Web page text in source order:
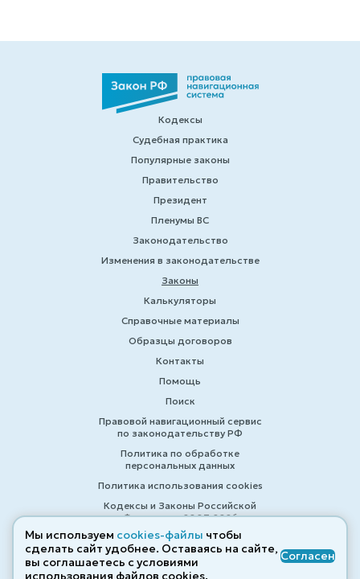
Кодексы
Судебная практика
Популярные законы
Правительство
Президент
Пленумы ВС
Законодательство
Изменения в законодательстве
Законы
Калькуляторы
Справочные материалы
Образцы договоров
Контакты
Помощь
Поиск
Правовой навигационный сервис
по законодательству РФ
Политика по обработке
персональных данных
Политика использования cookies
Кодексы и Законы Российской
Федерации 2007-2026
© ZAKONRF.INFO
Мы используем cookies-файлы чтобы
сделать сайт удобнее. Оставаясь на сайте,
вы соглашаетесь с условиями
использования файлов cооkies.
Согласен